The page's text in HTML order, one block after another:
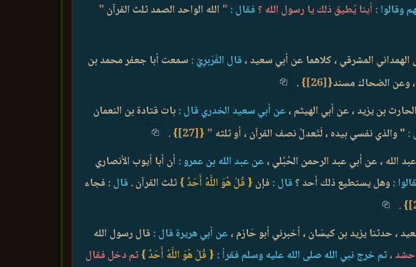
وقالوا : أينا يُطيق ذلك يا رسول الله ؟ فقال : " الله الواحد الصمد ثلث القرآن "
المشرقي ، كلاهما عن أبي سعيد ، قال القَرَبرِيّ : سمعت أبا جعفر محمد بن
، وعن الضحاك مسند{
[26]
}
.
بن يزيد ، عن أبي الهيثم ، عن أبي سعيد الخدري قال :بات قتادة بن النعمان
: " والذي نفسي بيده ، لَتَعدلُ نصف القرآن ، أو ثلثه "
{
[27]
}
.
الله ، عن أبي عبد الرحمن الحُبُلي ، عن عبد الله بن عمرو : أن أبا أيوب الأنصاري
:وهل يستطيع ذلك أحد ؟ قال : فإن { قُلْ هُوَ اللَّهُ أَحَدٌ }ثلث القرآن . قال : فجاء
}
.
، حدثنا يزيد بن كيسَان ، أخبرني أبو حَازم ، عن أبي هريرة قال : قال رسول الله
،ثم خرج نبي الله صلى الله عليه وسلم فقرأ : { قُلْ هُوَ اللَّهُ أَحَدٌ }ثم دخل فقال